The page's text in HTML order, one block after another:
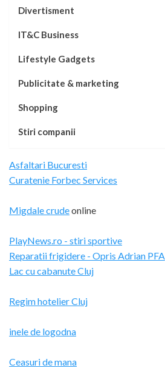
Divertisment
IT&C Business
Lifestyle Gadgets
Publicitate & marketing
Shopping
Stiri companii
Asfaltari Bucuresti
Curatenie Forbec Services
Migdale crudeonline
PlayNews.ro - stiri sportive
Reparatii frigidere - Opris Adrian PFA
Lac cu cabanute Cluj
Regim hotelier Cluj
inele de logodna
Ceasuri de mana